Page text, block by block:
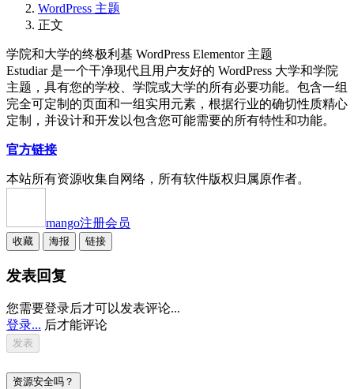
WordPress 主题
正文
学院和大学的终极利基 WordPress Elementor 主题
Estudiar 是一个干净现代且用户友好的 WordPress 大学和学院
主题，具有您的学校、学院或大学的所有必要功能。包含一组
完全可定制的页面和一组实用元素，根据行业的确切性质精心
定制，并设计和开发以包含您可能需要的所有特性和功能。
官方链接
本站所有资源收集自网络，所有软件版权归属原作者。
mango注册会员
收藏 海报 链接
发表回复
您需要登录后才可以发表评论...
登录... 后才能评论
资源安全吗？